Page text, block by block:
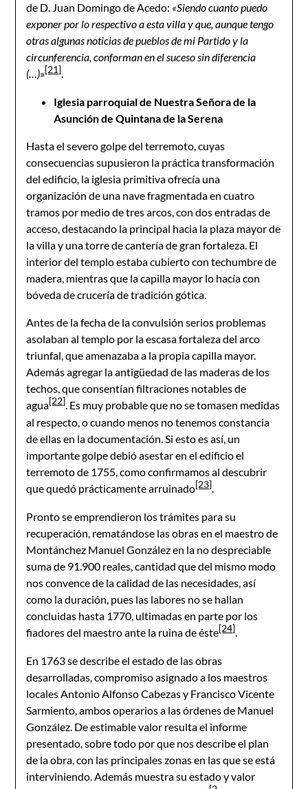
de D. Juan Domingo de Acedo: «Siendo cuanto puedo
exponer por lo respectivo a esta villa y que, aunque tengo
otras algunas noticias de pueblos de mi Partido y la
circunferencia, conforman en el suceso sin diferencia
(…)»[21].
Iglesia parroquial de Nuestra Señora de la
Asunción de Quintana de la Serena
Hasta el severo golpe del terremoto, cuyas
consecuencias supusieron la práctica transformación
del edificio, la iglesia primitiva ofrecía una
organización de una nave fragmentada en cuatro
tramos por medio de tres arcos, con dos entradas de
acceso, destacando la principal hacia la plaza mayor de
la villa y una torre de cantería de gran fortaleza. El
interior del templo estaba cubierto con techumbre de
madera, mientras que la capilla mayor lo hacía con
bóveda de crucería de tradición gótica.
Antes de la fecha de la convulsión serios problemas
asolaban al templo por la escasa fortaleza del arco
triunfal, que amenazaba a la propia capilla mayor.
Además agregar la antigüedad de las maderas de los
techos, que consentían filtraciones notables de
agua[22]. Es muy probable que no se tomasen medidas
al respecto, o cuando menos no tenemos constancia
de ellas en la documentación. Si esto es así, un
importante golpe debió asestar en el edificio el
terremoto de 1755, como confirmamos al descubrir
que quedó prácticamente arruinado[23].
Pronto se emprendieron los trámites para su
recuperación, rematándose las obras en el maestro de
Montánchez Manuel González en la no despreciable
suma de 91.900 reales, cantidad que del mismo modo
nos convence de la calidad de las necesidades, así
como la duración, pues las labores no se hallan
concluidas hasta 1770, ultimadas en parte por los
fiadores del maestro ante la ruina de éste[24].
En 1763 se describe el estado de las obras
desarrolladas, compromiso asignado a los maestros
locales Antonio Alfonso Cabezas y Francisco Vicente
Sarmiento, ambos operarios a las órdenes de Manuel
González. De estimable valor resulta el informe
presentado, sobre todo por que nos describe el plan
de la obra, con las principales zonas en las que se está
interviniendo. Además muestra su estado y valor